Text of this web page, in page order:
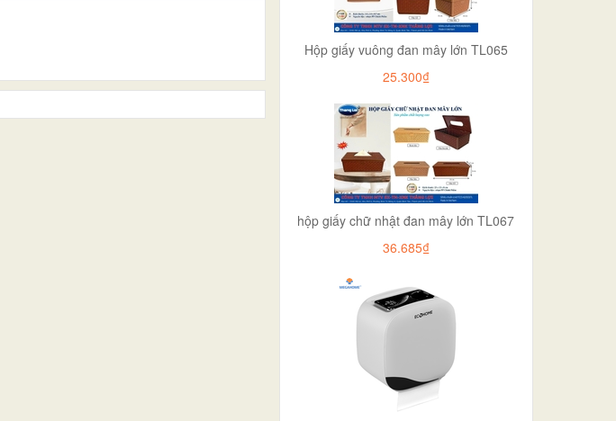
Hộp giấy vuông đan mây lớn TL065
25.300₫
hộp giấy chữ nhật đan mây lớn TL067
36.685₫